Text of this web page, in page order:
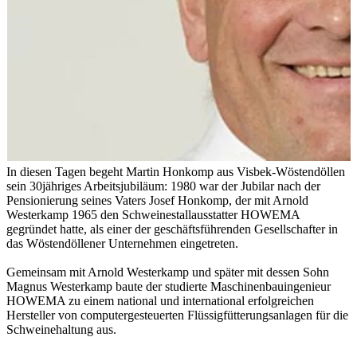
In diesen Tagen begeht Martin Honkomp aus Visbek-Wöstendöllen
sein 30jähriges Arbeitsjubiläum: 1980 war der Jubilar nach der
Pensionierung seines Vaters Josef Honkomp, der mit Arnold
Westerkamp 1965 den Schweinestallausstatter HOWEMA
gegründet hatte, als einer der geschäftsführenden Gesellschafter in
das Wöstendöllener Unternehmen eingetreten.
Gemeinsam mit Arnold Westerkamp und später mit dessen Sohn
Magnus Westerkamp baute der studierte Maschinenbauingenieur
HOWEMA zu einem national und international erfolgreichen
Hersteller von computergesteuerten Flüssigfütterungsanlagen für die
Schweinehaltung aus.